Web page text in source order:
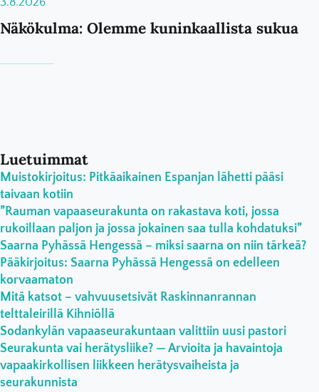
Näkökulma: Olemme kuninkaallista sukua
Luetuimmat
Muistokirjoitus: Pitkäaikainen Espanjan lähetti pääsi
taivaan kotiin
”Rauman vapaaseurakunta on rakastava koti, jossa
rukoillaan paljon ja jossa jokainen saa tulla kohdatuksi”
Saarna Pyhässä Hengessä – miksi saarna on niin tärkeä?
Pääkirjoitus: Saarna Pyhässä Hengessä on edelleen
korvaamaton
Mitä katsot – vahvuusetsivät Raskinnanrannan
telttaleirillä Kihniöllä
Sodankylän vapaaseurakuntaan valittiin uusi pastori
Seurakunta vai herätysliike? — Arvioita ja havaintoja
vapaakirkollisen liikkeen herätysvaiheista ja
seurakunnista